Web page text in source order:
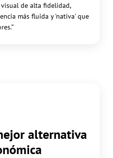
de alta fidelidad,
más fluida y 'nativa' que
alternativa